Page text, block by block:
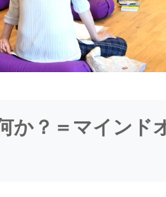
か？＝マインド